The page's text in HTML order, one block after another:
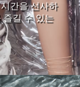
간을 선사하
즐길 수 있는